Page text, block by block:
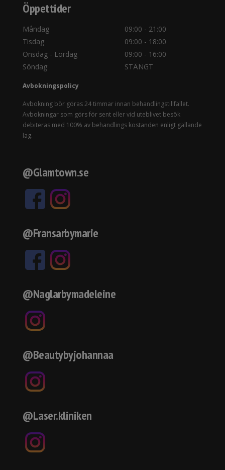
Öppettider
Måndag
09:00 - 21:00
Tisdag
09:00 - 18:00
Onsdag - Lördag
09:00 - 16:00
Söndag
STÄNGT
Avbokningspolicy
Avbokning bör göras 24 timmar innan behandlingstillfället.
Avbokningar som görs för sent eller vid uteblivet besök
debiteras med 100% av behandlings kostanden enligt gällande
lag.
@Glamtown.se
@Fransarbymarie
@Naglarbymadeleine
@Beautybyjohannaa
@Laser.kliniken